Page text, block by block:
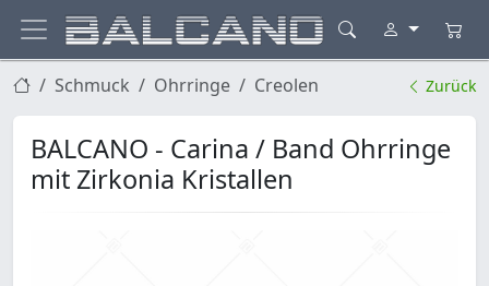
Schmuck Ohrringe Creolen Zurück
BALCANO - Carina / Band Ohrringe
mit Zirkonia Kristallen